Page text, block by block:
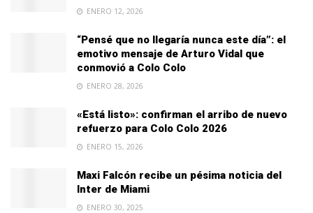
ENERO 12, 2026
“Pensé que no llegaría nunca este día”: el
emotivo mensaje de Arturo Vidal que
conmovió a Colo Colo
ENERO 28, 2026
«Está listo»: confirman el arribo de nuevo
refuerzo para Colo Colo 2026
ENERO 15, 2026
Maxi Falcón recibe un pésima noticia del
Inter de Miami
ENERO 30, 2025